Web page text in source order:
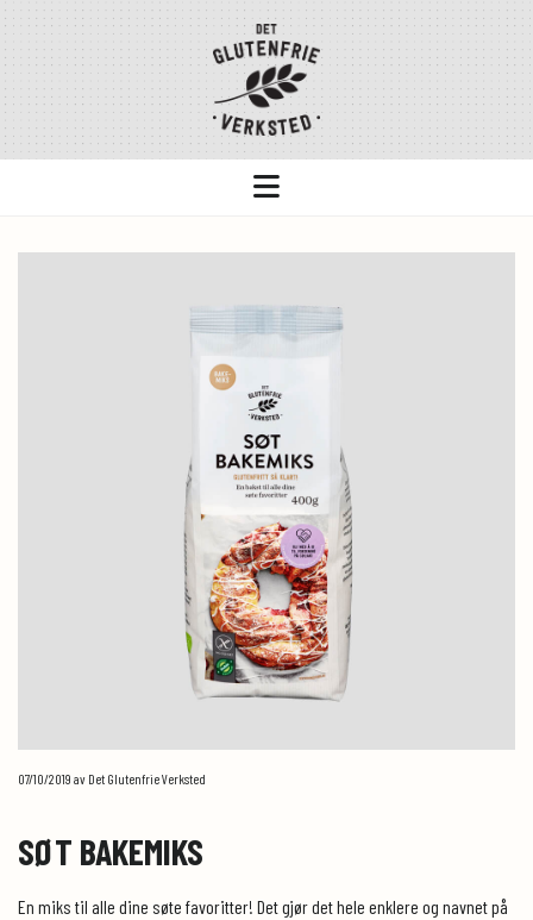
07/10/2019 av Det Glutenfrie Verksted
SØT BAKEMIKS
En miks til alle dine søte favoritter! Det gjør det hele enklere og navnet på